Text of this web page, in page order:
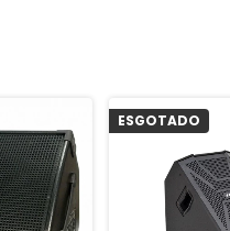
ESGOTADO